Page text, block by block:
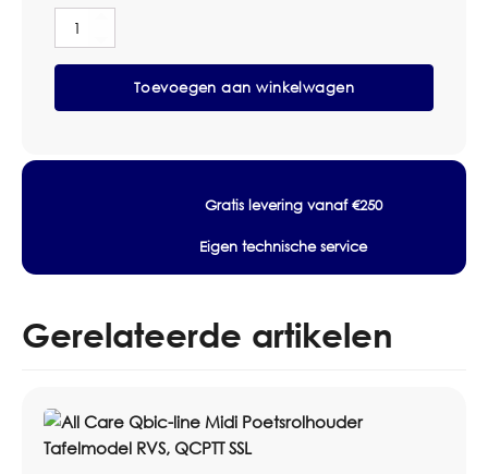
Omnimar voor persoonlijk advies of een
maatwerkofferte. We denken graag mee over het
juiste artikel, het passende systeem, verbruik,
voorraadbeheer en zakelijke prijsafspraken.
Merk: All Care
Artikelnummer producent: PQTMCDuo
Model: PQTMCDuo
Kleur: Wit
Diepte: 156 mm
Toepassing: Wandmontage
Care
PlastiQline
rols
aantal
Toevoegen aan winkelwagen
Gratis levering vanaf €250
Eigen technische service
Gerelateerde artikelen